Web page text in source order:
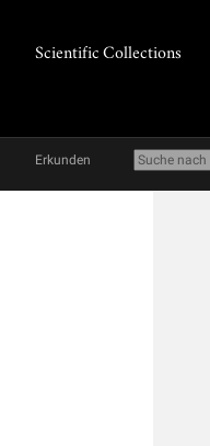
Scientific Collections
Erkunden